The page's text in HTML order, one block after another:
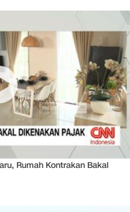
Rumah Kontrakan Bakal